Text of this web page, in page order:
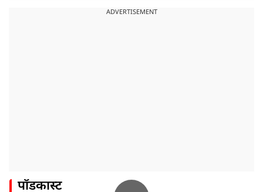
ADVERTISEMENT
पॉडकास्ट